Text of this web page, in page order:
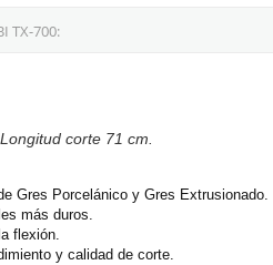
TX-700:
corte 71 cm.
Gres Porcelánico y Gres Extrusionado.
más duros.
flexión.
y calidad de corte.